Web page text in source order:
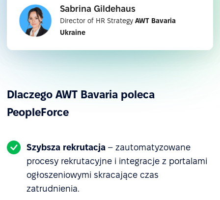
Sabrina Gildehaus
Director of HR Strategy AWT Bavaria
Ukraine
Dlaczego AWT Bavaria poleca
PeopleForce
Szybsza rekrutacja – zautomatyzowane
procesy rekrutacyjne i integracje z portalami
ogłoszeniowymi skracające czas
zatrudnienia.